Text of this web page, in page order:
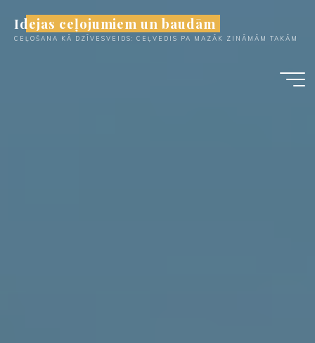
content
Idejas ceļojumiem un baudām
CEĻOŠANA KĀ DZĪVESVEIDS: CEĻVEDIS PA MAZĀK ZINĀMĀM TAKĀM